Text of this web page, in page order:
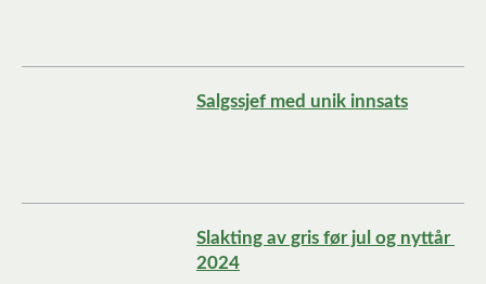
Salgssjef med unik innsats
Slakting av gris før jul og nyttår
2024